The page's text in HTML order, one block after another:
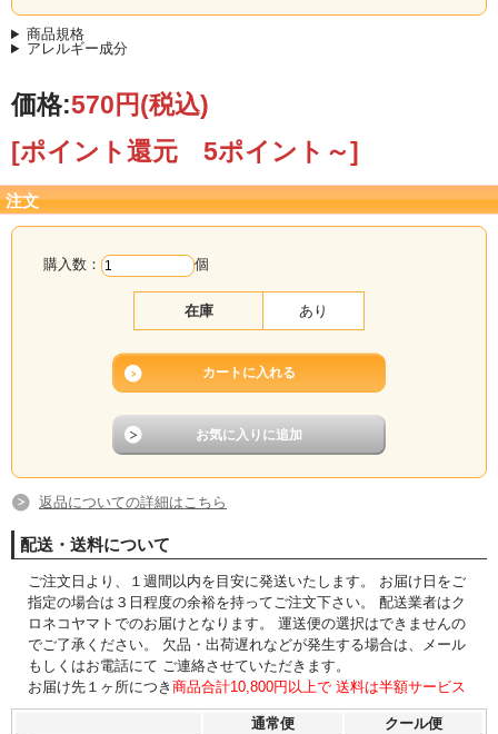
商品規格
アレルギー成分
価格:570円(税込)
[ポイント還元 5ポイント～]
注文
購入数： 個
在庫 あり
返品についての詳細はこちら
配送・送料について
ご注文日より、１週間以内を目安に発送いたします。 お届け日をご
指定の場合は３日程度の余裕を持ってご注文下さい。 配送業者はク
ロネコヤマトでのお届けとなります。 運送便の選択はできませんの
でご了承ください。 欠品・出荷遅れなどが発生する場合は、メール
もしくはお電話にて ご連絡させていただきます。
お届け先１ヶ所につき 商品合計10,800円以上で 送料は半額サービス
通常便
クール便